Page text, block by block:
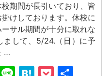
期間が長引いており、皆
けしております。休校に
サル期間が十分に取れな
まして、5/24.（日）に予
…